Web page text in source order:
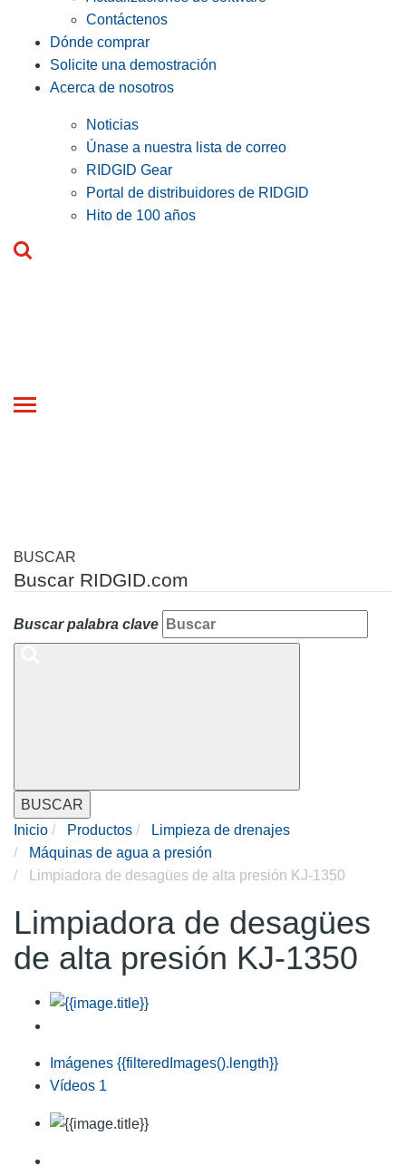
Contáctenos
Dónde comprar
Solicite una demostración
Acerca de nosotros
Noticias
Únase a nuestra lista de correo
RIDGID Gear
Portal de distribuidores de RIDGID
Hito de 100 años
Toggle
BUSCAR
Buscar RIDGID.com
Buscar palabra clave
BUSCAR
Inicio
Productos
Limpieza de drenajes
Máquinas de agua a presión
Limpiadora de desagües de alta presión KJ-1350
Limpiadora de desagües
de alta presión KJ-1350
Imágenes {{filteredImages().length}}
Vídeos 1